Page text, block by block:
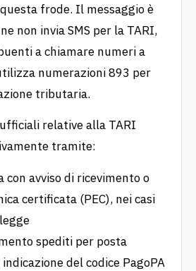
frode. Il messaggio è
non invia SMS per la TARI,
a chiamare numeri a
numerazioni 893 per
tributaria.
relative alla TARI
tramite:
con avviso di ricevimento o
certificata (PEC), nei casi
spediti per posta
del codice PagoPA